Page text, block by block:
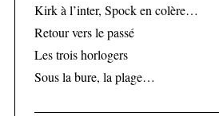
Kirk à l’inter, Spock en colère…
Retour vers le passé
Les trois horlogers
Sous la bure, la plage…